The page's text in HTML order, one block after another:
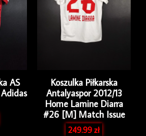
AS
Koszulka Piłkarska
Antalyaspor 2012/13
Home Lamine Diarra
#26 [M] Match Issue
249.99zł